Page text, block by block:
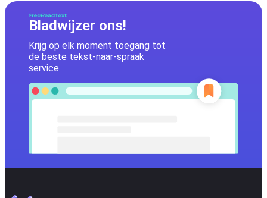
Bladwijzer ons!
Krijg op elk moment toegang tot
de beste tekst-naar-spraak
service.